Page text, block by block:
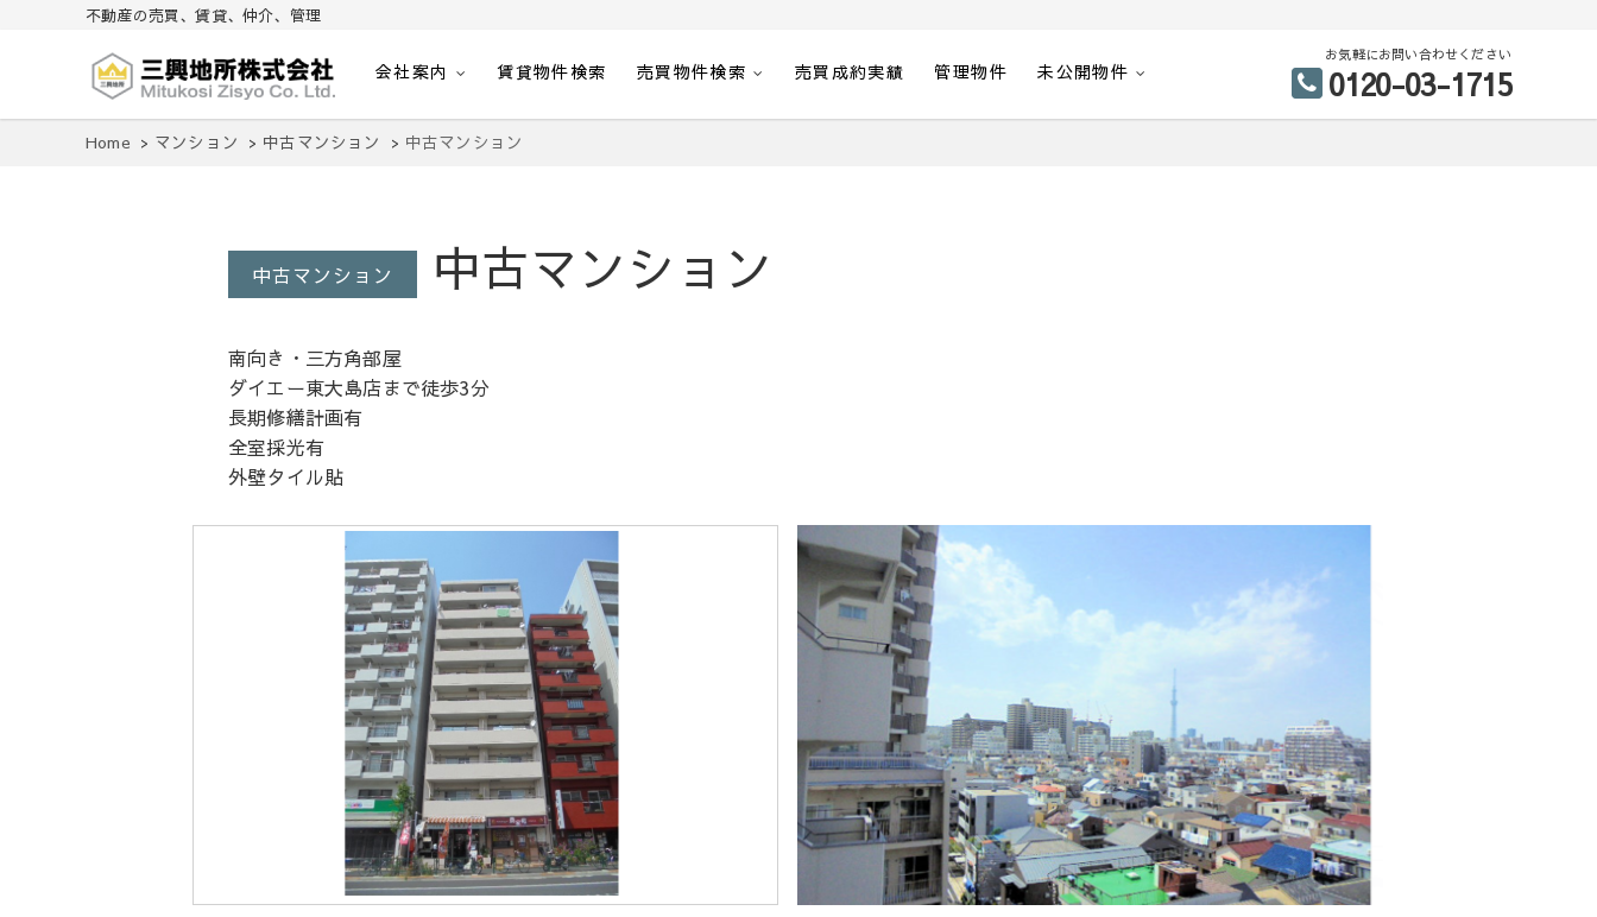
不動産の売買、賃貸、仲介、管理
三興地所株式会社
不動産の売買、賃貸、仲介、管理
会社案内 賃貸物件検索 売買物件検索 売買成約実績 管理物件 未公開物件
お気軽にお問い合わせください
0120-03-1715
Home マンション 中古マンション 中古マンション
中古マンション 中古マンション
南向き・三方角部屋
ダイエー東大島店まで徒歩3分
長期修繕計画有
全室採光有
外壁タイル貼